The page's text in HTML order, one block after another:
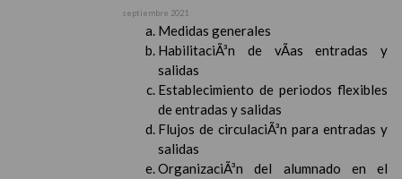
septiembre 2021
Medidas generales
HabilitaciÃ³n de vÃ­as entradas y
salidas
Establecimiento de periodos flexibles
de entradas y salidas
Flujos de circulaciÃ³n para entradas y
salidas
OrganizaciÃ³n del alumnado en el